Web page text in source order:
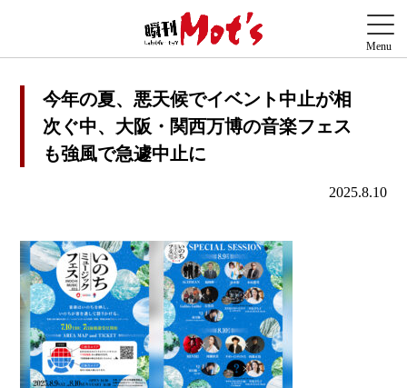
今年の夏、悪天候でイベント中止が相
次ぐ中、大阪・関西万博の音楽フェス
も強風で急遽中止に
2025.8.10